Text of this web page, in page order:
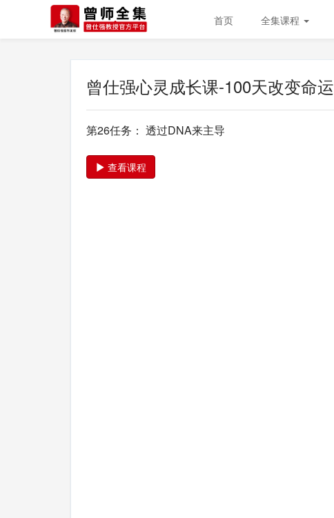
首页 全集课程
曾仕强心灵成长课-100天改变命运
第26任务： 透过DNA来主导
查看课程